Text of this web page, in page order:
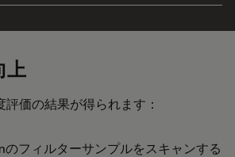
上
価の結果が得られます：
フィルターサンプルをスキャンする